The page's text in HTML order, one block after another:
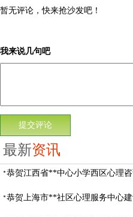
暂无评论，快来抢沙发吧！
我来说几句吧
最新资讯